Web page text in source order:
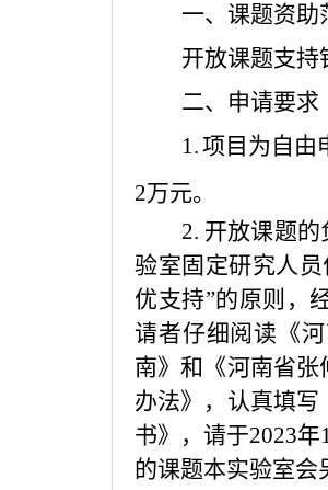
一、课题资助
开放课题支持
二、申请要求
1.项目为自由
2万元。
2. 开放课题的
验室固定研究人
优支持”的原则，
请者仔细阅读《
南》和《河南省
办法》，认真填写
书》，请于2023年
的课题本实验室会